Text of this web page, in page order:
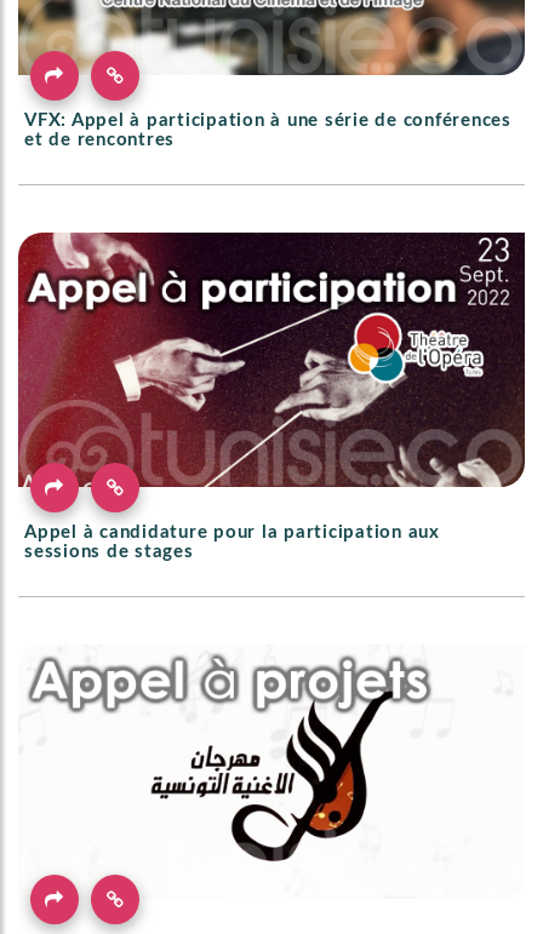
VFX: Appel à participation à une série de conférences
et de rencontres
Appel à candidature pour la participation aux
sessions de stages